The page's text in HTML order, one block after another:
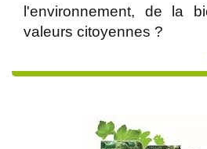
l'environnement, de la
valeurs citoyennes ?